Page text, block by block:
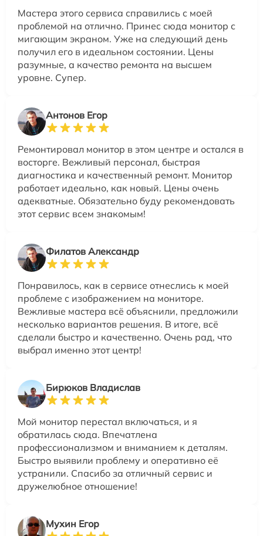
Мастера этого сервиса справились с моей
проблемой на отлично. Принес сюда монитор с
мигающим экраном. Уже на следующий день
получил его в идеальном состоянии. Цены
разумные, а качество ремонта на высшем
уровне. Супер.
Антонов Егор
Ремонтировал монитор в этом центре и остался в
восторге. Вежливый персонал, быстрая
диагностика и качественный ремонт. Монитор
работает идеально, как новый. Цены очень
адекватные. Обязательно буду рекомендовать
этот сервис всем знакомым!
Филатов Александр
Понравилось, как в сервисе отнеслись к моей
проблеме с изображением на мониторе.
Вежливые мастера всё объяснили, предложили
несколько вариантов решения. В итоге, всё
сделали быстро и качественно. Очень рад, что
выбрал именно этот центр!
Бирюков Владислав
Мой монитор перестал включаться, и я
обратилась сюда. Впечатлена
профессионализмом и вниманием к деталям.
Быстро выявили проблему и оперативно её
устранили. Спасибо за отличный сервис и
дружелюбное отношение!
Мухин Егор